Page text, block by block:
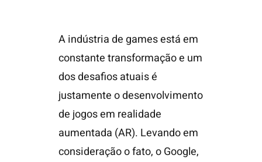
A indústria de games está em
constante transformação e um
dos desafios atuais é
justamente o desenvolvimento
de jogos em realidade
aumentada (AR). Levando em
consideração o fato, o Google,